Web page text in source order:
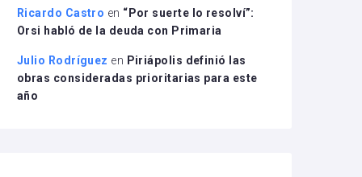
Ricardo Castro en “Por suerte lo resolví”:
Orsi habló de la deuda con Primaria
Julio Rodríguez en Piriápolis definió las
obras consideradas prioritarias para este
año